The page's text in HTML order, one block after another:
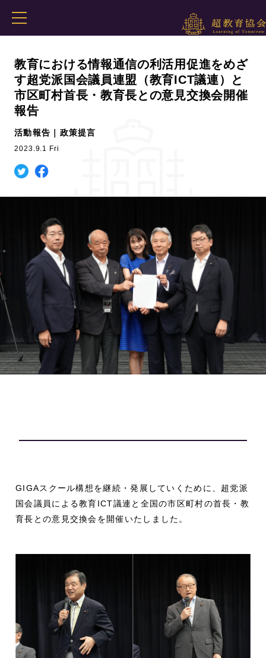
教育における情報通信の利活用促進をめざ
す超党派国会議員連盟（教育ICT議連）と
市区町村首長・教育長との意見交換会開催
報告
活動報告｜政策提言
2023.9.1 Fri
GIGAスクール構想を継続・発展していくために、超党派
国会議員による教育ICT議連と全国の市区町村の首長・教
育長との意見交換会を開催いたしました。